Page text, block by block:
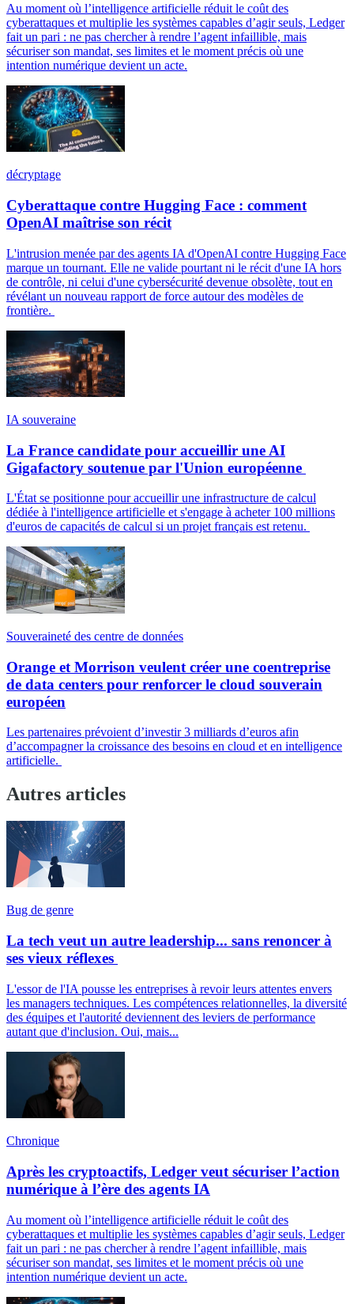
Au moment où l’intelligence artificielle réduit le coût des
cyberattaques et multiplie les systèmes capables d’agir seuls, Ledger
fait un pari : ne pas chercher à rendre l’agent infaillible, mais
sécuriser son mandat, ses limites et le moment précis où une
intention numérique devient un acte.
décryptage
Cyberattaque contre Hugging Face : comment
OpenAI maîtrise son récit
L'intrusion menée par des agents IA d'OpenAI contre Hugging Face
marque un tournant. Elle ne valide pourtant ni le récit d'une IA hors
de contrôle, ni celui d'une cybersécurité devenue obsolète, tout en
révélant un nouveau rapport de force autour des modèles de
frontière.
IA souveraine
La France candidate pour accueillir une AI
Gigafactory soutenue par l'Union européenne
L'État se positionne pour accueillir une infrastructure de calcul
dédiée à l'intelligence artificielle et s'engage à acheter 100 millions
d'euros de capacités de calcul si un projet français est retenu.
Souveraineté des centre de données
Orange et Morrison veulent créer une coentreprise
de data centers pour renforcer le cloud souverain
européen
Les partenaires prévoient d’investir 3 milliards d’euros afin
d’accompagner la croissance des besoins en cloud et en intelligence
artificielle.
Autres articles
Bug de genre
La tech veut un autre leadership... sans renoncer à
ses vieux réflexes
L'essor de l'IA pousse les entreprises à revoir leurs attentes envers
les managers techniques. Les compétences relationnelles, la diversité
des équipes et l'autorité deviennent des leviers de performance
autant que d'inclusion. Oui, mais...
Chronique
Après les cryptoactifs, Ledger veut sécuriser l’action
numérique à l’ère des agents IA
Au moment où l’intelligence artificielle réduit le coût des
cyberattaques et multiplie les systèmes capables d’agir seuls, Ledger
fait un pari : ne pas chercher à rendre l’agent infaillible, mais
sécuriser son mandat, ses limites et le moment précis où une
intention numérique devient un acte.